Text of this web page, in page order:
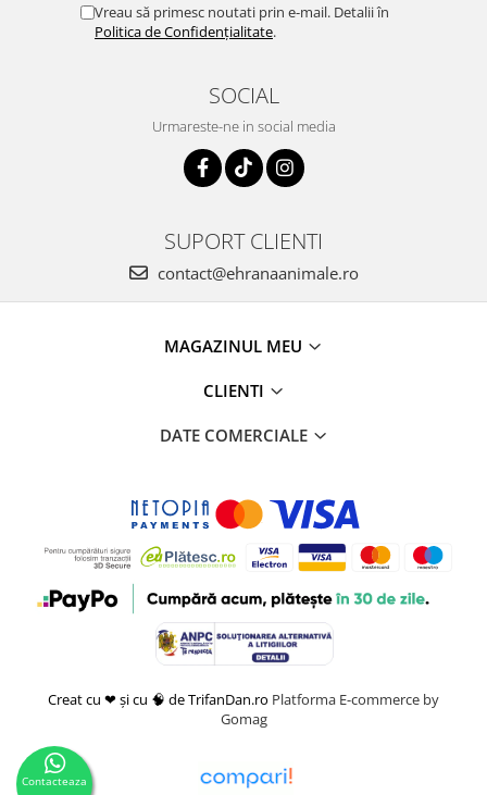
Vreau să primesc noutati prin e-mail. Detalii în
Politica de Confidențialitate.
SOCIAL
Urmareste-ne in social media
SUPORT CLIENTI
contact@ehranaanimale.ro
MAGAZINUL MEU
CLIENTI
DATE COMERCIALE
Creat cu ❤ și cu 🧠 de TrifanDan.ro Platforma E-commerce by
Gomag
Contacteaza